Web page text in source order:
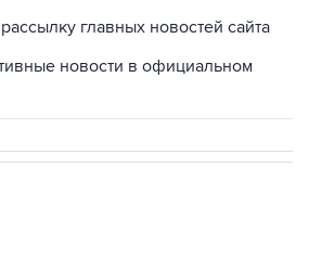
главных новостей сайта
новости в официальном